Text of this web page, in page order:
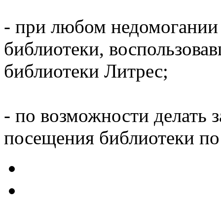
- при любом недомогании
библиотеки,
библиотеки Литрес;
- по возможности делать
посещения библиотеки